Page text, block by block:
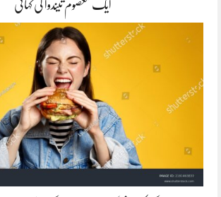
ایک معصوم تیندوا کی کہانی